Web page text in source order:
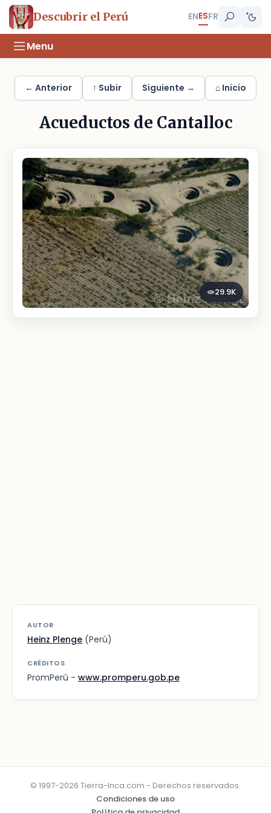
Descubrir el Perú ENESFR
Menu
← Anterior ↑ Subir Siguiente → ⌂ Inicio
Acueductos de Cantalloc
29.9K
AUTOR
Heinz Plenge (Perú)
CRÉDITOS
PromPerú - www.promperu.gob.pe
© 1997-2026 Tierra-Inca.com - Derechos reservados.
Condiciones de uso